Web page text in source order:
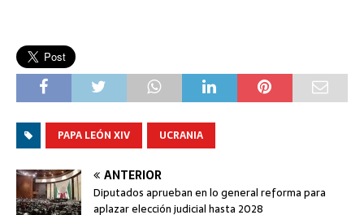
PAPA LEÓN XIV UCRANIA
ANTERIOR
Diputados aprueban en lo general reforma para
aplazar elección judicial hasta 2028